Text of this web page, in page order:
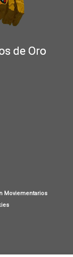
de Oro
Moviementarios